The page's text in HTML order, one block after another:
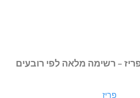
– רשימה מלאה לפי רובעים